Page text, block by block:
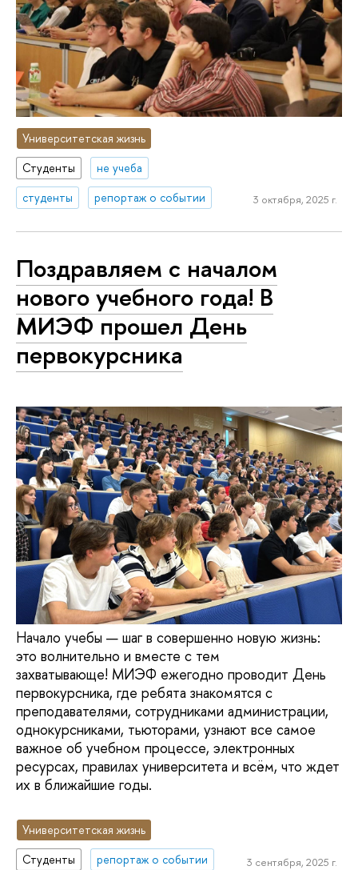
Университетская жизнь
Студенты
не учеба
студенты
репортаж о событии 3 октября, 2025 г.
Поздравляем с началом
нового учебного года! В
МИЭФ прошел День
первокурсника
Начало учебы — шаг в совершенно новую жизнь:
это волнительно и вместе с тем
захватывающе! МИЭФ ежегодно проводит День
первокурсника, где ребята знакомятся с
преподавателями, сотрудниками администрации,
однокурсниками, тьюторами, узнают все самое
важное об учебном процессе, электронных
ресурсах, правилах университета и всём, что ждет
их в ближайшие годы.
Университетская жизнь
Студенты
репортаж о событии 3 сентября, 2025 г.